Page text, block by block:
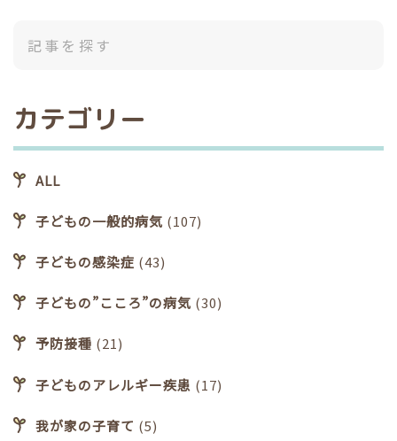
カテゴリー
ALL
子どもの一般的病気 (107)
子どもの感染症 (43)
子どもの”こころ”の病気 (30)
予防接種 (21)
子どものアレルギー疾患 (17)
我が家の子育て (5)